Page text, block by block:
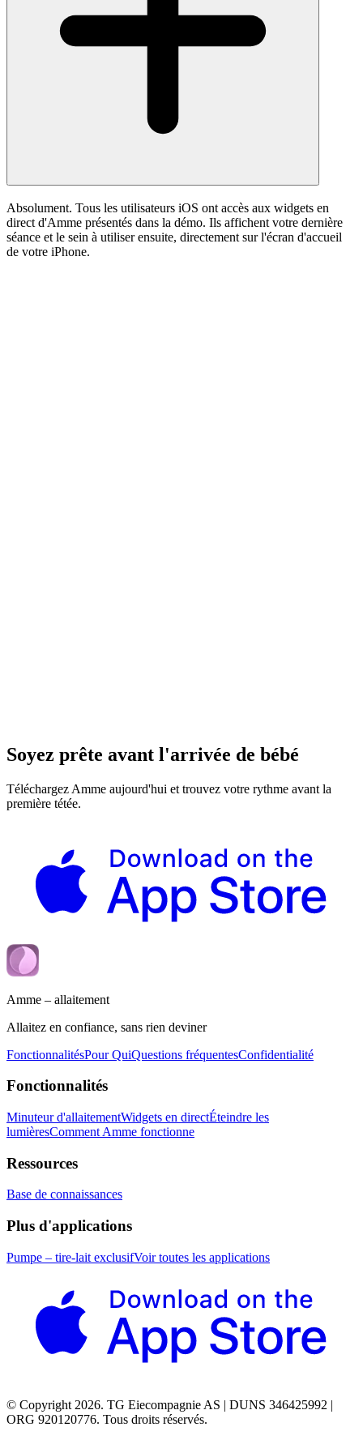
Absolument. Tous les utilisateurs iOS ont accès aux widgets en
direct d'Amme présentés dans la démo. Ils affichent votre dernière
séance et le sein à utiliser ensuite, directement sur l'écran d'accueil
de votre iPhone.
Soyez prête avant l'arrivée de bébé
Téléchargez Amme aujourd'hui et trouvez votre rythme avant la
première tétée.
Amme – allaitement
Allaitez en confiance, sans rien deviner
FonctionnalitésPour QuiQuestions fréquentesConfidentialité
Fonctionnalités
Minuteur d'allaitementWidgets en directÉteindre les
lumièresComment Amme fonctionne
Ressources
Base de connaissances
Plus d'applications
Pumpe – tire-lait exclusifVoir toutes les applications
© Copyright 2026. TG Eiecompagnie AS | DUNS 346425992 |
ORG 920120776. Tous droits réservés.